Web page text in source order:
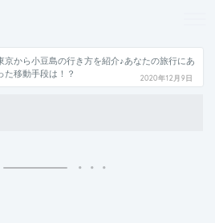
京から小豆島の行き方を紹介♪あなたの旅行にあ
た移動手段は！？
2020年12月9日